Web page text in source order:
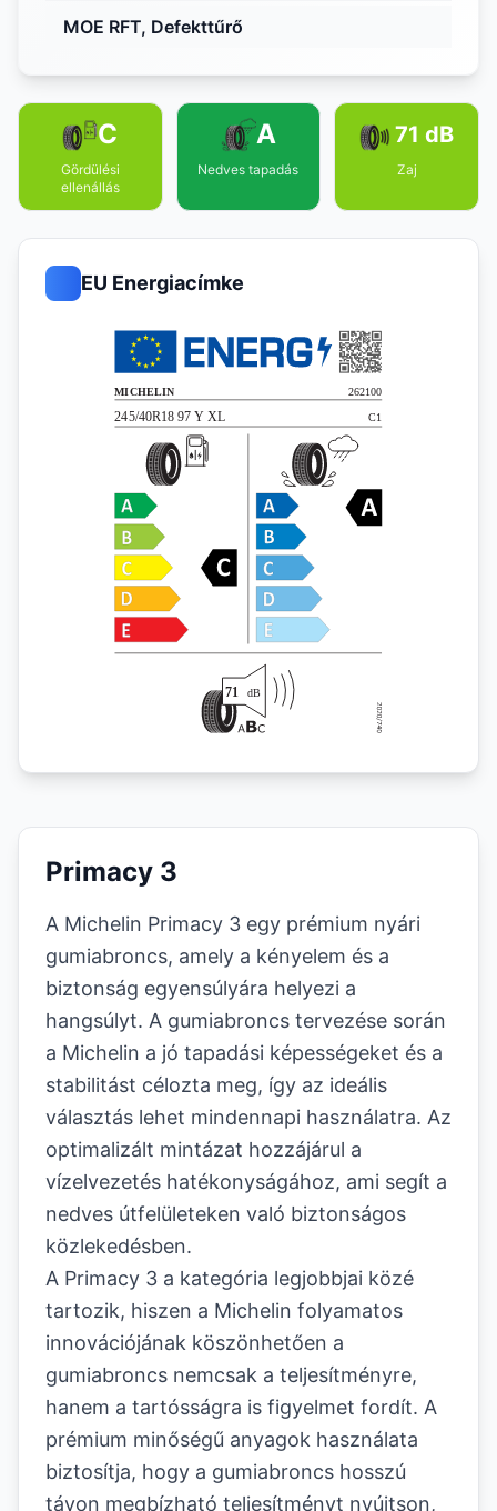
MOE RFT, Defekttűrő
C
Gördülési
ellenállás
A
Nedves tapadás
71 dB
Zaj
EU Energiacímke
Primacy 3
A Michelin Primacy 3 egy prémium nyári
gumiabroncs, amely a kényelem és a
biztonság egyensúlyára helyezi a
hangsúlyt. A gumiabroncs tervezése során
a Michelin a jó tapadási képességeket és a
stabilitást célozta meg, így az ideális
választás lehet mindennapi használatra. Az
optimalizált mintázat hozzájárul a
vízelvezetés hatékonyságához, ami segít a
nedves útfelületeken való biztonságos
közlekedésben.
A Primacy 3 a kategória legjobbjai közé
tartozik, hiszen a Michelin folyamatos
innovációjának köszönhetően a
gumiabroncs nemcsak a teljesítményre,
hanem a tartósságra is figyelmet fordít. A
prémium minőségű anyagok használata
biztosítja, hogy a gumiabroncs hosszú
távon megbízható teljesítményt nyújtson,